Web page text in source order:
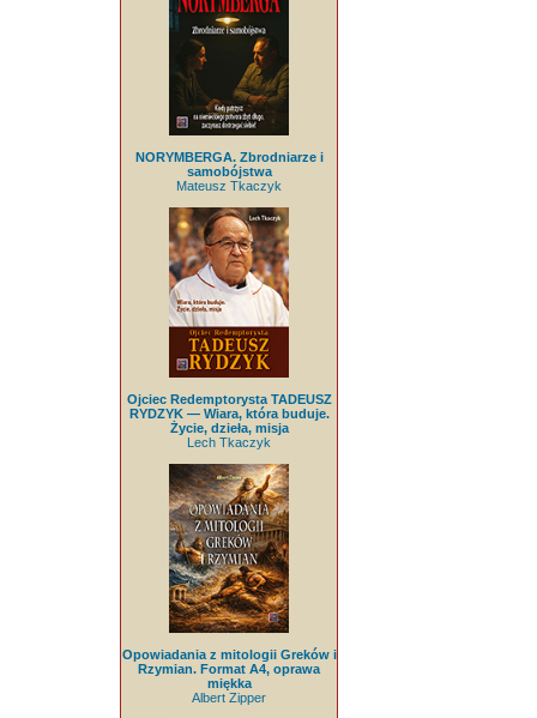
NORYMBERGA. Zbrodniarze i
samobójstwa
Mateusz Tkaczyk
Ojciec Redemptorysta TADEUSZ
RYDZYK — Wiara, która buduje.
Życie, dzieła, misja
Lech Tkaczyk
Opowiadania z mitologii Greków i
Rzymian. Format A4, oprawa
miękka
Albert Zipper